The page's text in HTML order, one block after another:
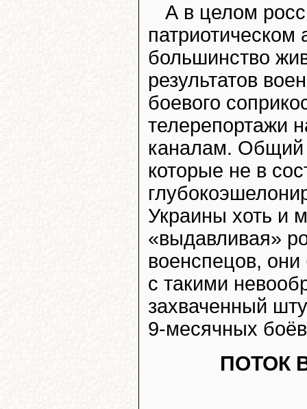
А в целом
патриотическом
большинство
результатов
боевого
телерепортажи
каналам. Общий
которые не в
Украины хоть и
«выдавливая»
военспецов, они
с такими
захваченный
9-месячных
ПОТОК